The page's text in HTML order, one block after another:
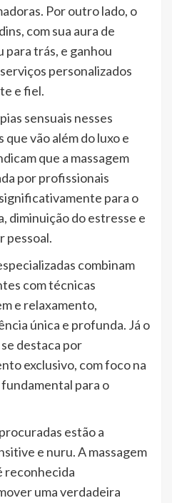
Por outro lado, o
com sua aura de
para trás, e ganhou
personalizados
e fiel.
sensuais nesses
vão além do luxo e
que a massagem
por profissionais
para o
diminuição do estresse e
pessoal.
combinam
com técnicas
e relaxamento,
única e profunda. Já o
se destaca por
exclusivo, com foco na
para o
estão a
e nuru. A massagem
reconhecida
uma verdadeira